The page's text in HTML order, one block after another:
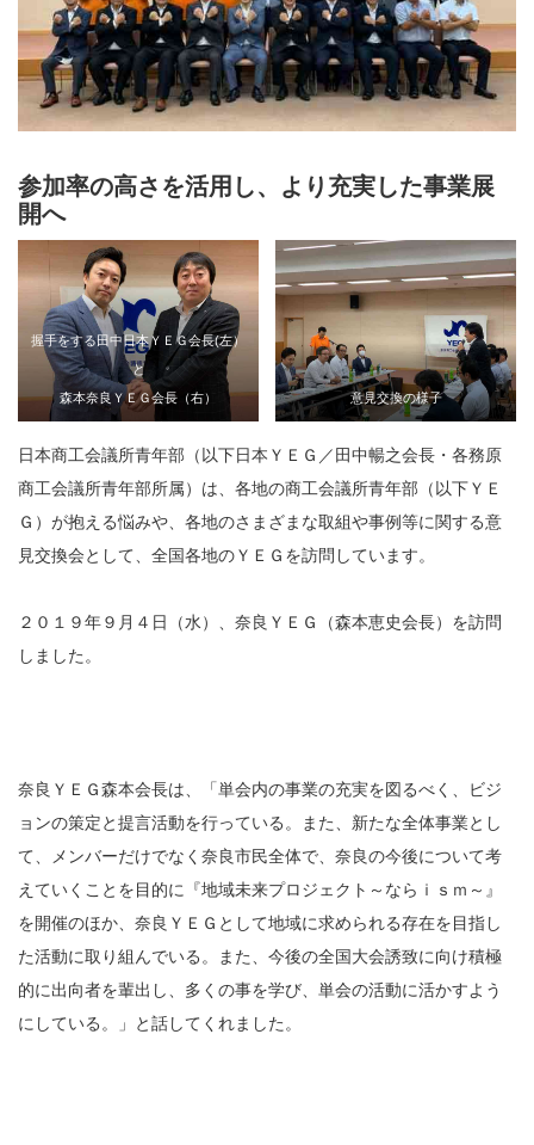
参加率の高さを活用し、より充実した事業展
開へ
握手をする田中日本ＹＥＧ会長(左）
と
森本奈良ＹＥＧ会長（右）
意見交換の様子
日本商工会議所青年部（以下日本ＹＥＧ／田中暢之会長・各務原
商工会議所青年部所属）は、各地の商工会議所青年部（以下ＹＥ
Ｇ）が抱える悩みや、各地のさまざまな取組や事例等に関する意
見交換会として、全国各地のＹＥＧを訪問しています。
２０１９年９月４日（水）、奈良ＹＥＧ（森本恵史会長）を訪問
しました。
奈良ＹＥＧ森本会長は、「単会内の事業の充実を図るべく、ビジ
ョンの策定と提言活動を行っている。また、新たな全体事業とし
て、メンバーだけでなく奈良市民全体で、奈良の今後について考
えていくことを目的に『地域未来プロジェクト～ならｉｓｍ～』
を開催のほか、奈良ＹＥＧとして地域に求められる存在を目指し
た活動に取り組んでいる。また、今後の全国大会誘致に向け積極
的に出向者を輩出し、多くの事を学び、単会の活動に活かすよう
にしている。」と話してくれました。